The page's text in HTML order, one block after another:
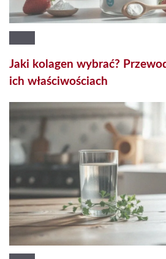
Jaki kolagen wybrać?
ich właściwościach